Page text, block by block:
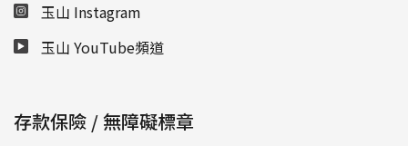
玉山 Instagram
玉山 YouTube頻道
存款保險 / 無障礙標章